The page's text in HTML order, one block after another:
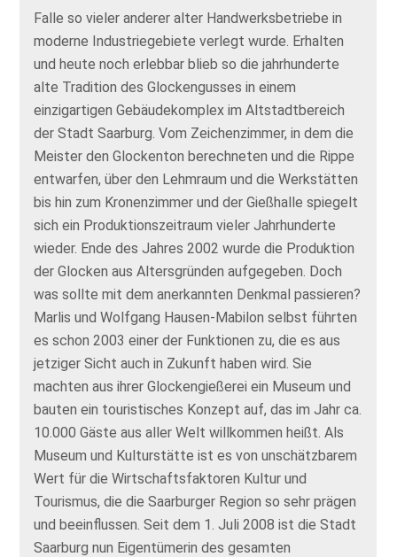
Falle so vieler anderer alter Handwerksbetriebe in
moderne Industriegebiete verlegt wurde. Erhalten
und heute noch erlebbar blieb so die jahrhunderte
alte Tradition des Glockengusses in einem
einzigartigen Gebäudekomplex im Altstadtbereich
der Stadt Saarburg. Vom Zeichenzimmer, in dem die
Meister den Glockenton berechneten und die Rippe
entwarfen, über den Lehmraum und die Werkstätten
bis hin zum Kronenzimmer und der Gießhalle spiegelt
sich ein Produktionszeitraum vieler Jahrhunderte
wieder. Ende des Jahres 2002 wurde die Produktion
der Glocken aus Altersgründen aufgegeben. Doch
was sollte mit dem anerkannten Denkmal passieren?
Marlis und Wolfgang Hausen-Mabilon selbst führten
es schon 2003 einer der Funktionen zu, die es aus
jetziger Sicht auch in Zukunft haben wird. Sie
machten aus ihrer Glockengießerei ein Museum und
bauten ein touristisches Konzept auf, das im Jahr ca.
10.000 Gäste aus aller Welt willkommen heißt. Als
Museum und Kulturstätte ist es von unschätzbarem
Wert für die Wirtschaftsfaktoren Kultur und
Tourismus, die die Saarburger Region so sehr prägen
und beeinflussen. Seit dem 1. Juli 2008 ist die Stadt
Saarburg nun Eigentümerin des gesamten